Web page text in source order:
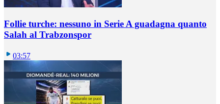
Follie turche: nessuno in Serie A guadagna quanto
Salah al Trabzonspor
03:57